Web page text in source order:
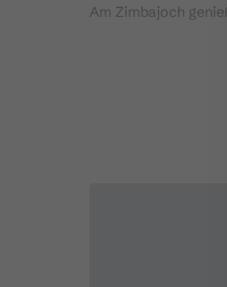
Am Zimbajoch
Auf der anderen
Heinrich-Hueter-
Ab hier kannst Du
steigst über den